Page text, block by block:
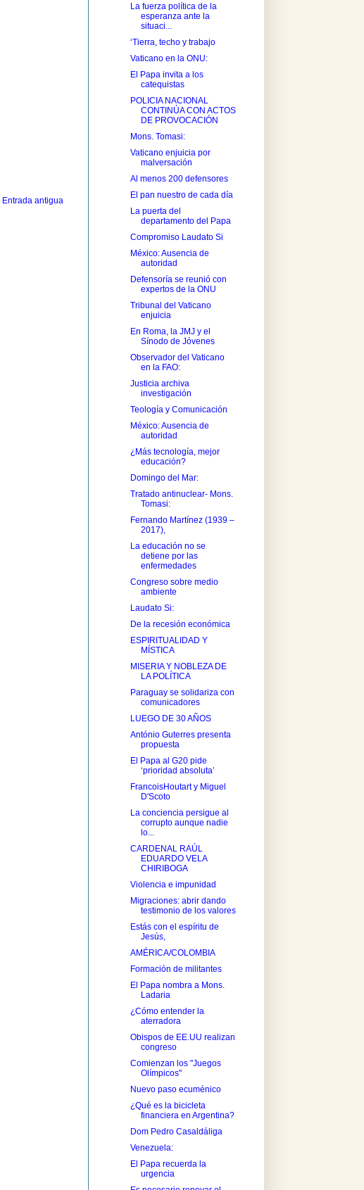
Entrada antigua
La fuerza política de la
esperanza ante la
situaci...
‘Tierra, techo y trabajo
Vaticano en la ONU:
El Papa invita a los
catequistas
POLICIA NACIONAL
CONTINÚA CON ACTOS
DE PROVOCACIÓN
Mons. Tomasi:
Vaticano enjuicia por
malversación
Al menos 200 defensores
El pan nuestro de cada día
La puerta del
departamento del Papa
Compromiso Laudato Si
México: Ausencia de
autoridad
Defensoría se reunió con
expertos de la ONU
Tribunal del Vaticano
enjuicia
En Roma, la JMJ y el
Sínodo de Jóvenes
Observador del Vaticano
en la FAO:
Justicia archiva
investigación
Teología y Comunicación
México: Ausencia de
autoridad
¿Más tecnología, mejor
educación?
Domingo del Mar:
Tratado antinuclear- Mons.
Tomasi:
Fernando Martínez (1939 –
2017),
La educación no se
detiene por las
enfermedades
Congreso sobre medio
ambiente
Laudato Si:
De la recesión económica
ESPIRITUALIDAD Y
MÍSTICA
MISERIA Y NOBLEZA DE
LA POLÍTICA
Paraguay se solidariza con
comunicadores
LUEGO DE 30 AÑOS
António Guterres presenta
propuesta
El Papa al G20 pide
‘prioridad absoluta’
FrancoisHoutart y Miguel
D'Scoto
La conciencia persigue al
corrupto aunque nadie
lo...
CARDENAL RAÚL
EDUARDO VELA
CHIRIBOGA
Violencia e impunidad
Migraciones: abrir dando
testimonio de los valores
Estás con el espíritu de
Jesús,
AMÉRICA/COLOMBIA
Formación de militantes
El Papa nombra a Mons.
Ladaria
¿Cómo entender la
aterradora
Obispos de EE.UU realizan
congreso
Comienzan los "Juegos
Olímpicos"
Nuevo paso ecuménico
¿Qué es la bicicleta
financiera en Argentina?
Dom Pedro Casaldáliga
Venezuela:
El Papa recuerda la
urgencia